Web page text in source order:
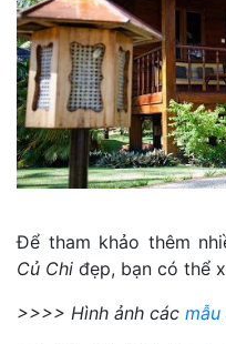
Để tham khảo thêm
Củ Chi đẹp, bạn có thể
>>>> Hình ảnh các mẫu